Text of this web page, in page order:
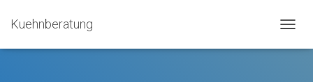
Kuehnberatung
A